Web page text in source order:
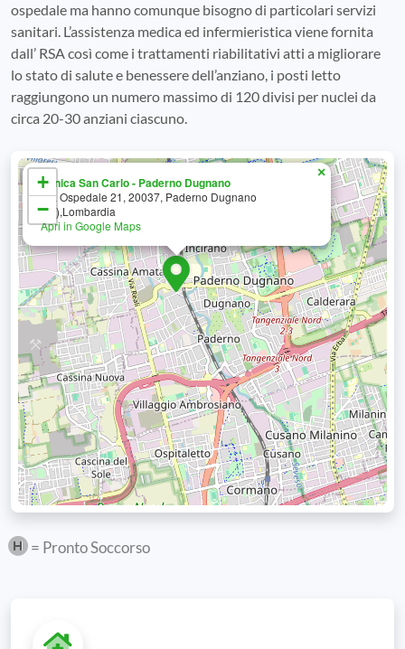
ospedale ma hanno comunque bisogno di particolari servizi
sanitari. L’assistenza medica ed infermieristica viene fornita
dall’ RSA così come i trattamenti riabilitativi atti a migliorare
lo stato di salute e benessere dell’anziano, i posti letto
raggiungono un numero massimo di 120 divisi per nuclei da
circa 20-30 anziani ciascuno.
Clinica San Carlo - Paderno Dugnano
Via Ospedale 21, 20037, Paderno Dugnano
(MI),Lombardia
Apri in Google Maps
×
+
−
= Pronto Soccorso